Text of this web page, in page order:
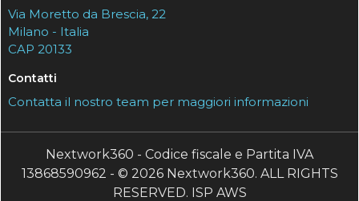
Via Moretto da Brescia, 22
Milano - Italia
CAP 20133
Contatti
Contatta il nostro team per maggiori informazioni
Nextwork360 - Codice fiscale e Partita IVA
13868590962 - © 2026 Nextwork360. ALL RIGHTS
RESERVED. ISP AWS